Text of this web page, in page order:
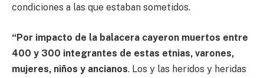
condiciones a las que estaban sometidos.
“Por impacto de la balacera cayeron muertos entre
400 y 300 integrantes de estas etnias, varones,
mujeres, niños y ancianos. Los y las heridos y heridas